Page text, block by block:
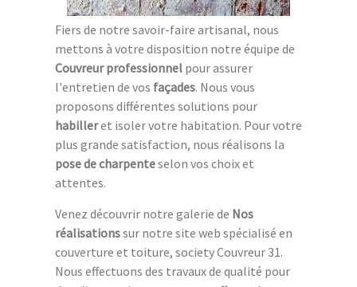
Fiers de notre savoir-faire artisanal, nous
mettons à votre disposition notre équipe de
Couvreur professionnel pour assurer
l'entretien de vos façades. Nous vous
proposons différentes solutions pour
habilleret isoler votre habitation. Pour votre
plus grande satisfaction, nous réalisons la
pose de charpenteselon vos choix et
attentes.
Venez découvrir notre galerie de Nos
réalisationssur notre site web spécialisé en
couverture et toiture, society Couvreur 31.
Nous effectuons des travaux de qualité pour